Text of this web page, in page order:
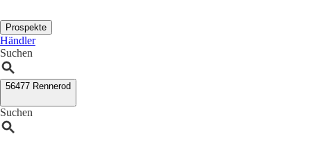
Prospekte
Händler
Suchen
56477 Rennerod
Suchen